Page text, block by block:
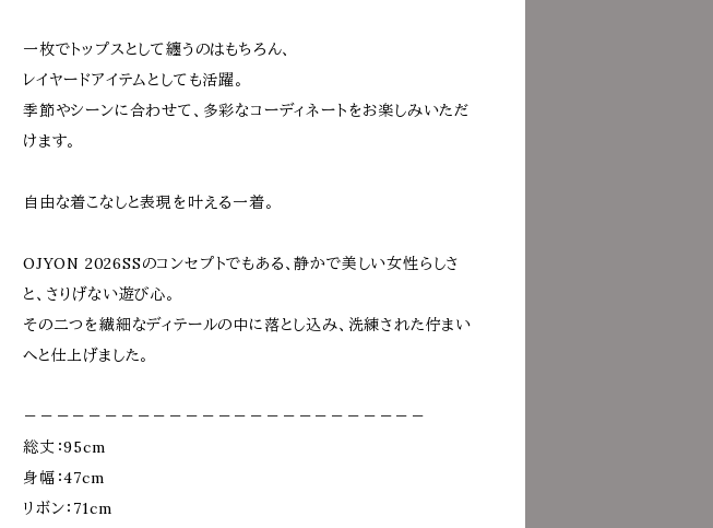
一枚でトップスとして纏うのはもちろん、
レイヤードアイテムとしても活躍。
季節やシーンに合わせて、多彩なコーディネートをお楽しみいただ
けます。
自由な着こなしと表現を叶える一着。
OJYON 2026SSのコンセプトでもある、静かで美しい女性らしさ
と、さりげない遊び心。
その二つを繊細なディテールの中に落とし込み、洗練された佇まい
へと仕上げました。
－－－－－－－－－－－－－－－－－－－－－－－－－
総丈：95cm
身幅：47cm
リボン：71cm